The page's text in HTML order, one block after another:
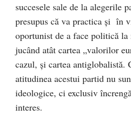
succesele sale de la alegerile
presupus că va practica şi în
oportunist de a face politică la
jucând atât cartea „valorilor
cazul, şi cartea antiglobalistă.
atitudinea acestui partid nu
ideologice, ci exclusiv
interes.